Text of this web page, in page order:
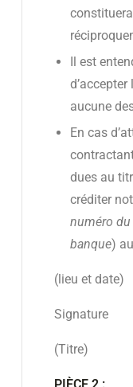
Il est
aucune
En cas
dues au
créditer
numéro
banque)
(lieu et date)
Signature
(Titre)